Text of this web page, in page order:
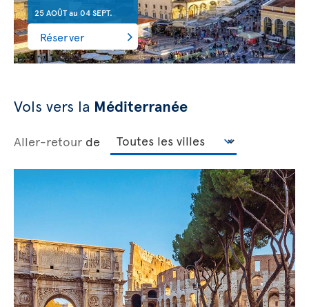
25 AOÛTau 04 SEPT.
Réserver
Vols vers la Méditerranée
Aller-retour de